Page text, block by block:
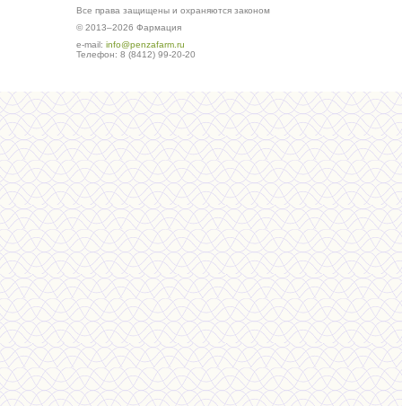
Все права защищены и охраняются законом
© 2013–2026 Фармация
е-mail: info@penzafarm.ru
Телефон: 8 (8412) 99-20-20
Сделано в студии ws-global.ru